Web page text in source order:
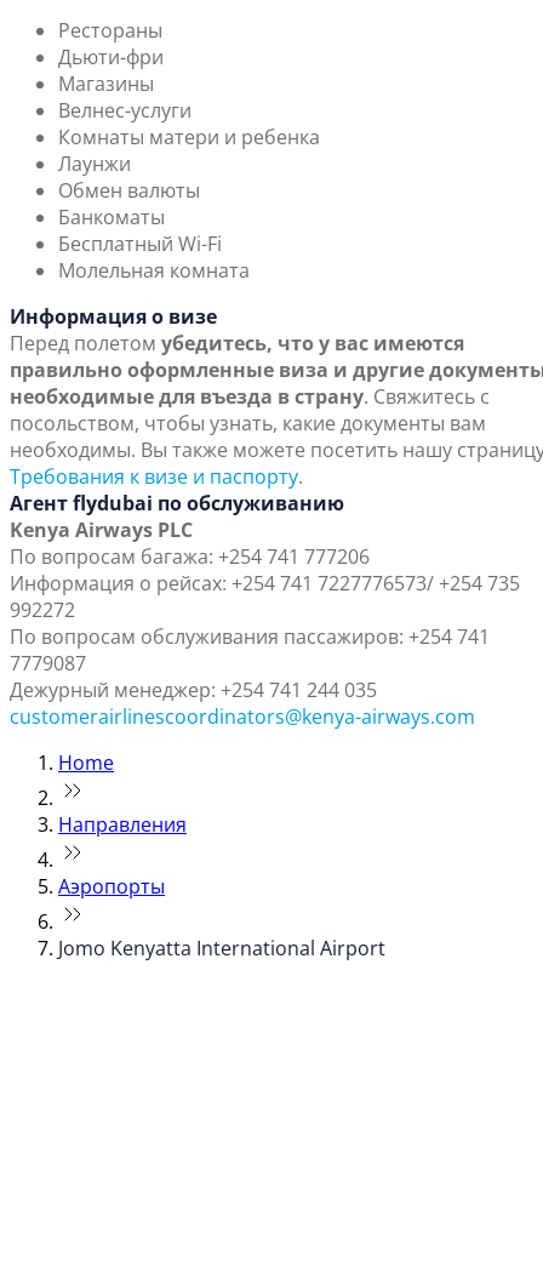
Рестораны
Дьюти-фри
Магазины
Велнес-услуги
Комнаты матери и ребенка
Лаунжи
Обмен валюты
Банкоматы
Бесплатный Wi-Fi
Молельная комната
Информация о визе
Перед полетом убедитесь, что у вас имеются
правильно оформленные виза и другие
необходимые для въезда в страну. Свяжитесь с
посольством, чтобы узнать, какие документы вам
необходимы. Вы также можете посетить нашу
Требования к визе и паспорту.
Агент flydubai по обслуживанию
Kenya Airways PLC
По вопросам багажа: +254 741 777206
Информация о рейсах: +254 741 7227776573/ +254 735
992272
По вопросам обслуживания пассажиров: +254 741
7779087
Дежурный менеджер: +254 741 244 035
customerairlinescoordinators@kenya-airways.com
Home
Направления
Аэропорты
Jomo Kenyatta International Airport